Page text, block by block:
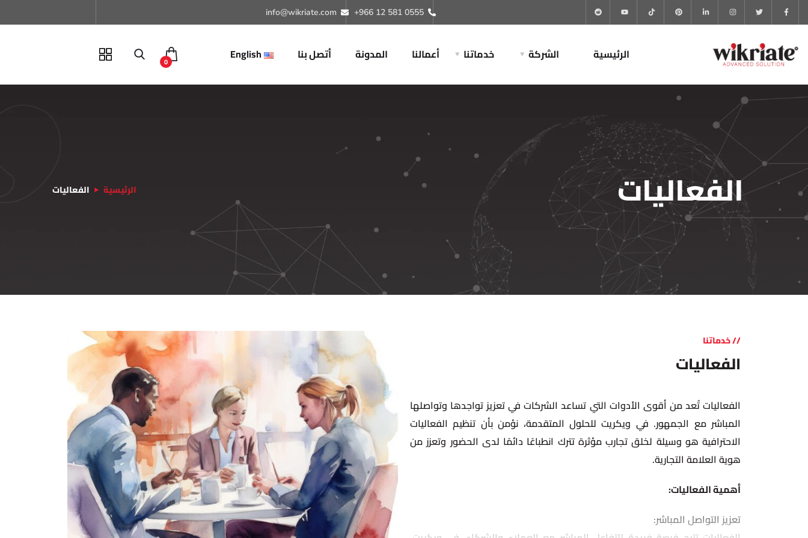
+966 12 581 0555
info@wikriate.com
الرئيسية الشركة خدماتنا أعمالنا المدونة أتصل بنا English
0
الفعاليات الرئيسية الفعاليات
// خدماتنا
الفعاليات
الفعاليات تُعد من أقوى الأدوات التي تساعد الشركات في تعزيز تواجدها وتواصلها
المباشر مع الجمهور. في ويكريت للحلول المتقدمة، نؤمن بأن تنظيم الفعاليات
الاحترافية هو وسيلة لخلق تجارب مؤثرة تترك انطباعًا دائمًا لدى الحضور وتعزز من
هوية العلامة التجارية.
أهمية الفعاليات:
تعزيز التواصل المباشر: